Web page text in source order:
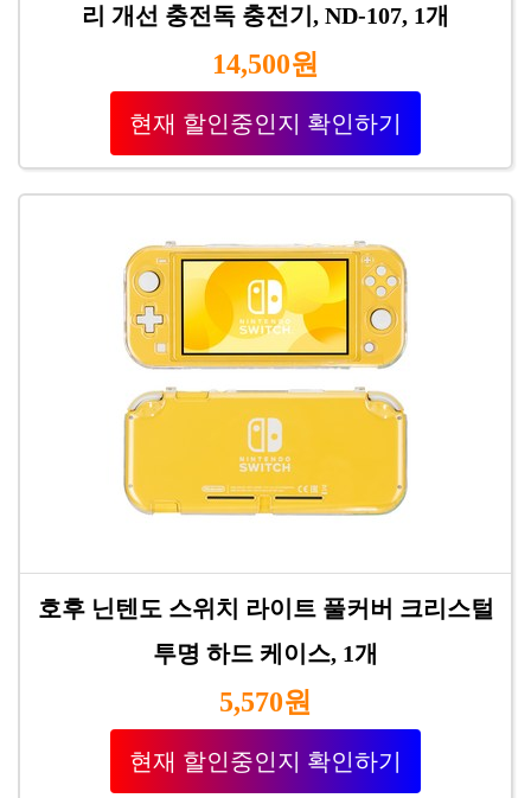
리 개선 충전독 충전기, ND-107, 1개
14,500원
현재 할인중인지 확인하기
호후 닌텐도 스위치 라이트 풀커버 크리스털
투명 하드 케이스, 1개
5,570원
현재 할인중인지 확인하기